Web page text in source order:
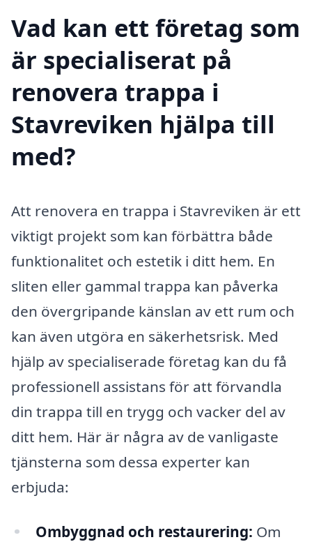
Vad kan ett företag som
är specialiserat på
renovera trappa i
Stavreviken hjälpa till
med?
Att renovera en trappa i Stavreviken är ett
viktigt projekt som kan förbättra både
funktionalitet och estetik i ditt hem. En
sliten eller gammal trappa kan påverka
den övergripande känslan av ett rum och
kan även utgöra en säkerhetsrisk. Med
hjälp av specialiserade företag kan du få
professionell assistans för att förvandla
din trappa till en trygg och vacker del av
ditt hem. Här är några av de vanligaste
tjänsterna som dessa experter kan
erbjuda:
Ombyggnad och restaurering: Om